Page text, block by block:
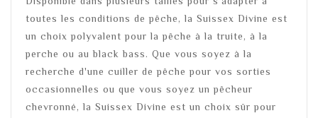
toutes les conditions de pêche, la Suissex Divine est
un choix polyvalent pour la pêche à la truite, à la
perche ou au black bass. Que vous soyez à la
recherche d'une cuiller de pêche pour vos sorties
occasionnelles ou que vous soyez un pêcheur
chevronné, la Suissex Divine est un choix sûr pour